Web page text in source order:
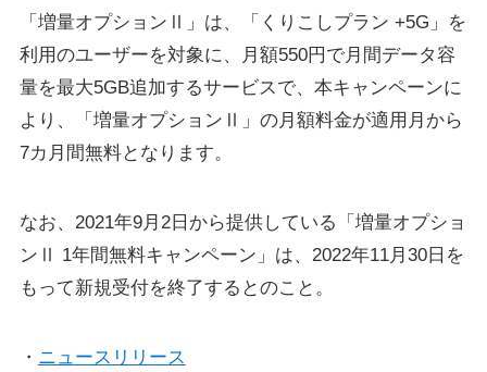
「増量オプションⅡ」は、「くりこしプラン +5G」を
利用のユーザーを対象に、月額550円で月間データ容
量を最大5GB追加するサービスで、本キャンペーンに
より、「増量オプションⅡ」の月額料金が適用月から
7カ月間無料となります。
なお、2021年9月2日から提供している「増量オプショ
ンⅡ 1年間無料キャンペーン」は、2022年11月30日を
もって新規受付を終了するとのこと。
・ ニュースリリース